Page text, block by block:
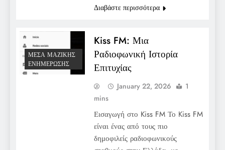
Διαβάστε περισσότερα
ΜΈΣΑ ΜΑΖΙΚΉΣ
ΕΝΗΜΈΡΩΣΗΣ
Kiss FM: Μια
Ραδιοφωνική Ιστορία
Επιτυχίας
January 22, 2026
1
mins
Εισαγωγή στο Kiss FM Το Kiss FM
είναι ένας από τους πιο
δημοφιλείς ραδιοφωνικούς